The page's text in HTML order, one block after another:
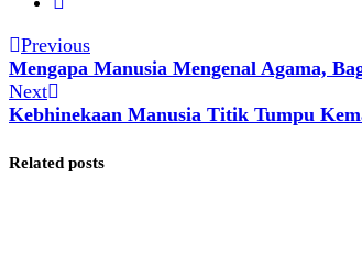
Previous
Mengapa Manusia Mengenal Agama,
Next
Kebhinekaan Manusia Titik Tumpu
Related posts